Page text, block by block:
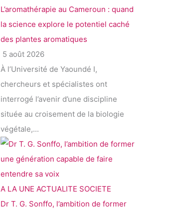
L’aromathérapie au Cameroun : quand
la science explore le potentiel caché
des plantes aromatiques
5 août 2026
À l’Université de Yaoundé I,
chercheurs et spécialistes ont
interrogé l’avenir d’une discipline
située au croisement de la biologie
végétale,...
A LA UNE ACTUALITE SOCIETE
Dr T. G. Sonffo, l’ambition de former